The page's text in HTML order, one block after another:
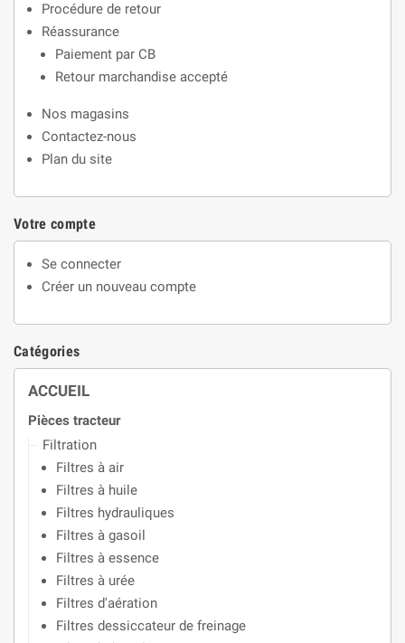
Procédure de retour
Réassurance
Paiement par CB
Retour marchandise accepté
Nos magasins
Contactez-nous
Plan du site
Votre compte
Se connecter
Créer un nouveau compte
Catégories
ACCUEIL
Pièces tracteur
Filtration
Filtres à air
Filtres à huile
Filtres hydrauliques
Filtres à gasoil
Filtres à essence
Filtres à urée
Filtres d'aération
Filtres dessiccateur de freinage